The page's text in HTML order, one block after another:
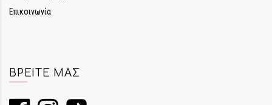
Επικοινωνία
ΒΡΕΊΤΕ ΜΑΣ